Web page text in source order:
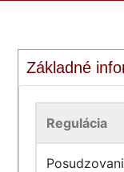
Základné
Regulácia